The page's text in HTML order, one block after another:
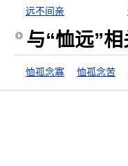
远不间亲
与“恤远”
恤孤念寡 恤孤念苦